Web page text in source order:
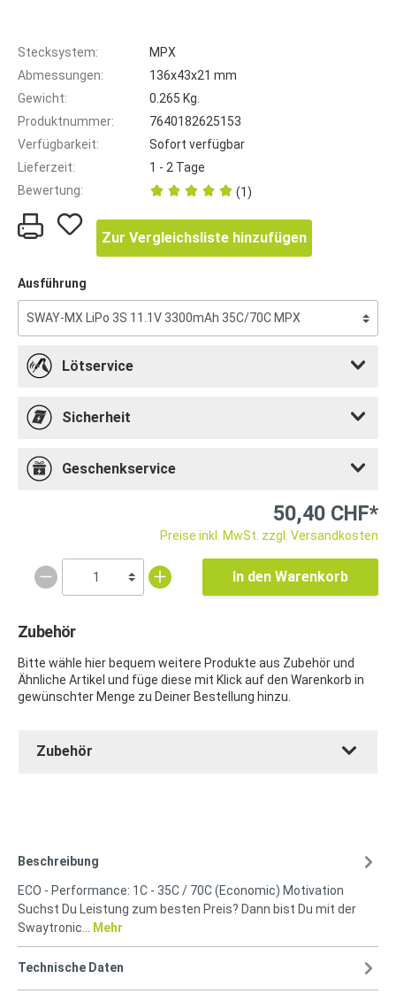
Stecksystem:
MPX
Abmessungen:
136x43x21 mm
Gewicht:
0.265 Kg.
Produktnummer:
7640182625153
Verfügbarkeit:
Sofort verfügbar
Lieferzeit:
1 - 2 Tage
Bewertung:
(1)
Zur Vergleichsliste hinzufügen
Ausführung
Lötservice
Sicherheit
Geschenkservice
50,40 CHF*
Preise inkl. MwSt. zzgl. Versandkosten
In den Warenkorb
Zubehör
Bitte wähle hier bequem weitere Produkte aus Zubehör und
Ähnliche Artikel und füge diese mit Klick auf den Warenkorb in
gewünschter Menge zu Deiner Bestellung hinzu.
Zubehör
Beschreibung
ECO - Performance: 1C - 35C / 70C (Economic) Motivation
Suchst Du Leistung zum besten Preis? Dann bist Du mit der
Swaytronic… Mehr
Technische Daten